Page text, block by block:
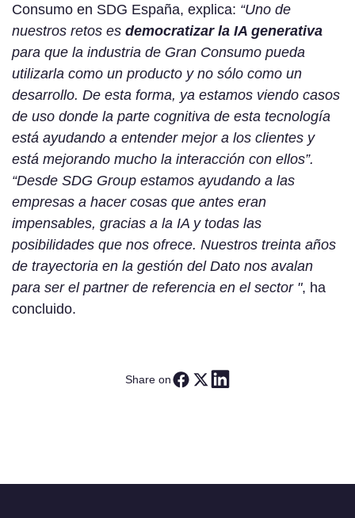
Consumo en SDG España, explica: “Uno de
nuestros retos es democratizar la IA generativa
para que la industria de Gran Consumo pueda
utilizarla como un producto y no sólo como un
desarrollo. De esta forma, ya estamos viendo casos
de uso donde la parte cognitiva de esta tecnología
está ayudando a entender mejor a los clientes y
está mejorando mucho la interacción con ellos”.
“Desde SDG Group estamos ayudando a las
empresas a hacer cosas que antes eran
impensables, gracias a la IA y todas las
posibilidades que nos ofrece. Nuestros treinta años
de trayectoria en la gestión del Dato nos avalan
para ser el partner de referencia en el sector ", ha
concluido.
Share on